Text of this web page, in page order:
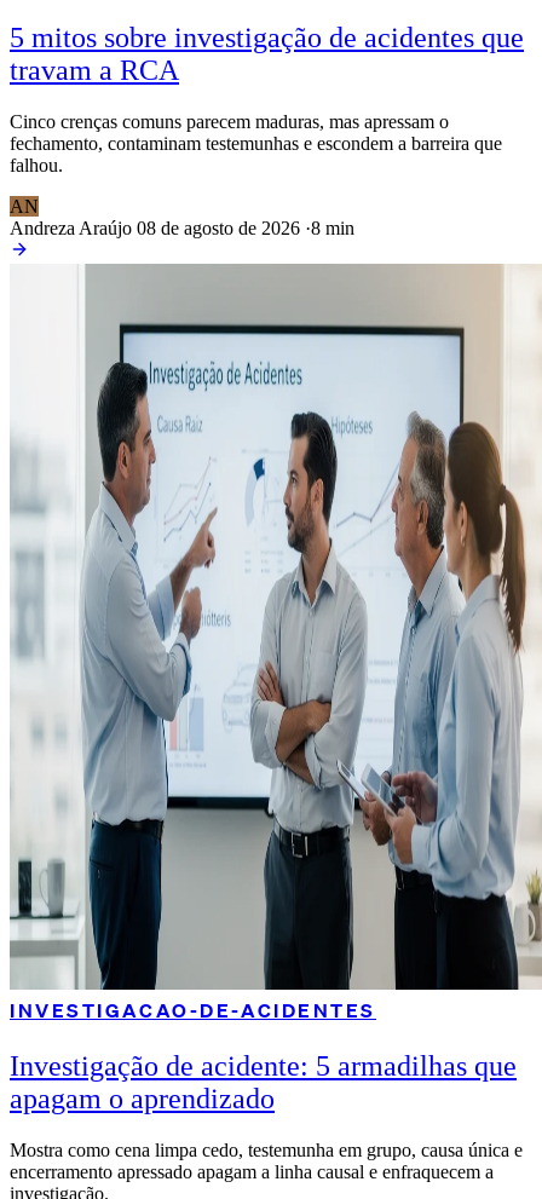
5 mitos sobre investigação de acidentes que
travam a RCA
Cinco crenças comuns parecem maduras, mas apressam o
fechamento, contaminam testemunhas e escondem a barreira que
falhou.
AN
Andreza Araújo 08 de agosto de 2026 ·8 min
INVESTIGACAO-DE-ACIDENTES
Investigação de acidente: 5 armadilhas que
apagam o aprendizado
Mostra como cena limpa cedo, testemunha em grupo, causa única e
encerramento apressado apagam a linha causal e enfraquecem a
investigação.